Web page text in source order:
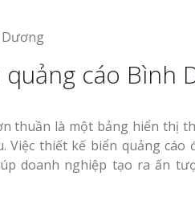
cáo Bình
thuần là một bảng hiển thị
thiết kế biển quảng cáo
doanh nghiệp tạo ra ấn